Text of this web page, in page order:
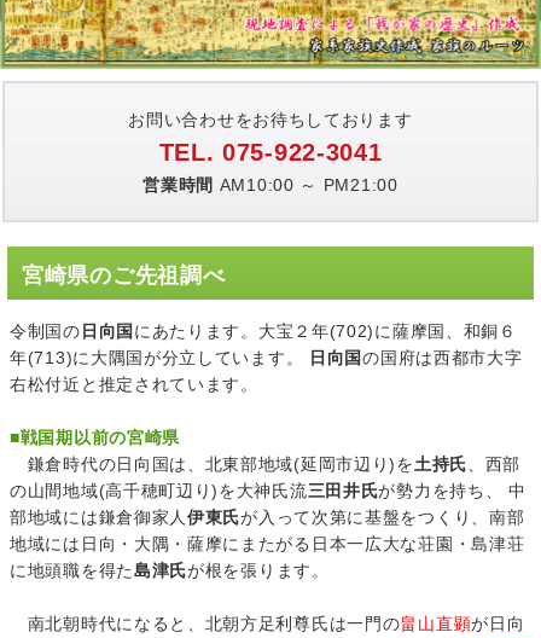
お問い合わせをお待ちしております
TEL. 075-922-3041
営業時間 AM10:00 ～ PM21:00
宮崎県のご先祖調べ
令制国の 日向国 にあたります。大宝２年(702)に薩摩国、和銅６
年(713)に大隅国が分立しています。
日向国の国府は西都市大字
右松付近と推定されています。
■戦国期以前の宮崎県
鎌倉時代の日向国は、北東部地域(延岡市辺り)を土持氏 、西部
の山間地域(高千穂町辺り)を大神氏流三田井氏が勢力を持ち、 中
部地域には鎌倉御家人 伊東氏が入って次第に基盤をつくり、南部
地域には日向・大隅・薩摩にまたがる日本一広大な荘園・島津荘
に地頭職を得た島津氏が根を張ります。
南北朝時代になると、北朝方足利尊氏は一門の畠山直顕が日向